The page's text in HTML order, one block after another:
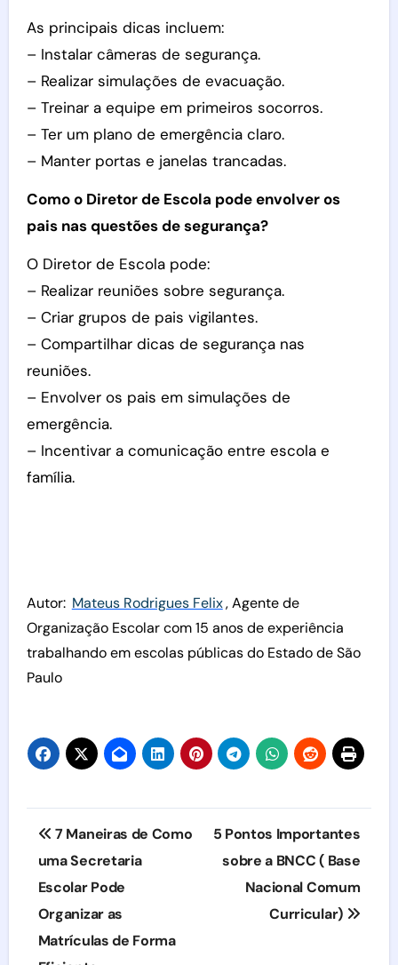
As principais dicas incluem:
– Instalar câmeras de segurança.
– Realizar simulações de evacuação.
– Treinar a equipe em primeiros socorros.
– Ter um plano de emergência claro.
– Manter portas e janelas trancadas.
Como o Diretor de Escola pode envolver os
pais nas questões de segurança?
O Diretor de Escola pode:
– Realizar reuniões sobre segurança.
– Criar grupos de pais vigilantes.
– Compartilhar dicas de segurança nas
reuniões.
– Envolver os pais em simulações de
emergência.
– Incentivar a comunicação entre escola e
família.
Autor: Mateus Rodrigues Felix, Agente de
Organização Escolar com 15 anos de experiência
trabalhando em escolas públicas do Estado de São
Paulo
Navegação
de
Post
7 Maneiras de Como
uma Secretaria
Escolar Pode
Organizar as
Matrículas de Forma
5 Pontos Importantes
sobre a BNCC ( Base
Nacional Comum
Curricular)